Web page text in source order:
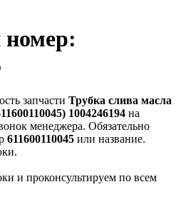
запчасти Трубка слива масла
1004246194 на
менеджера. Обязательно
611600110045 или название.
и проконсультируем по всем